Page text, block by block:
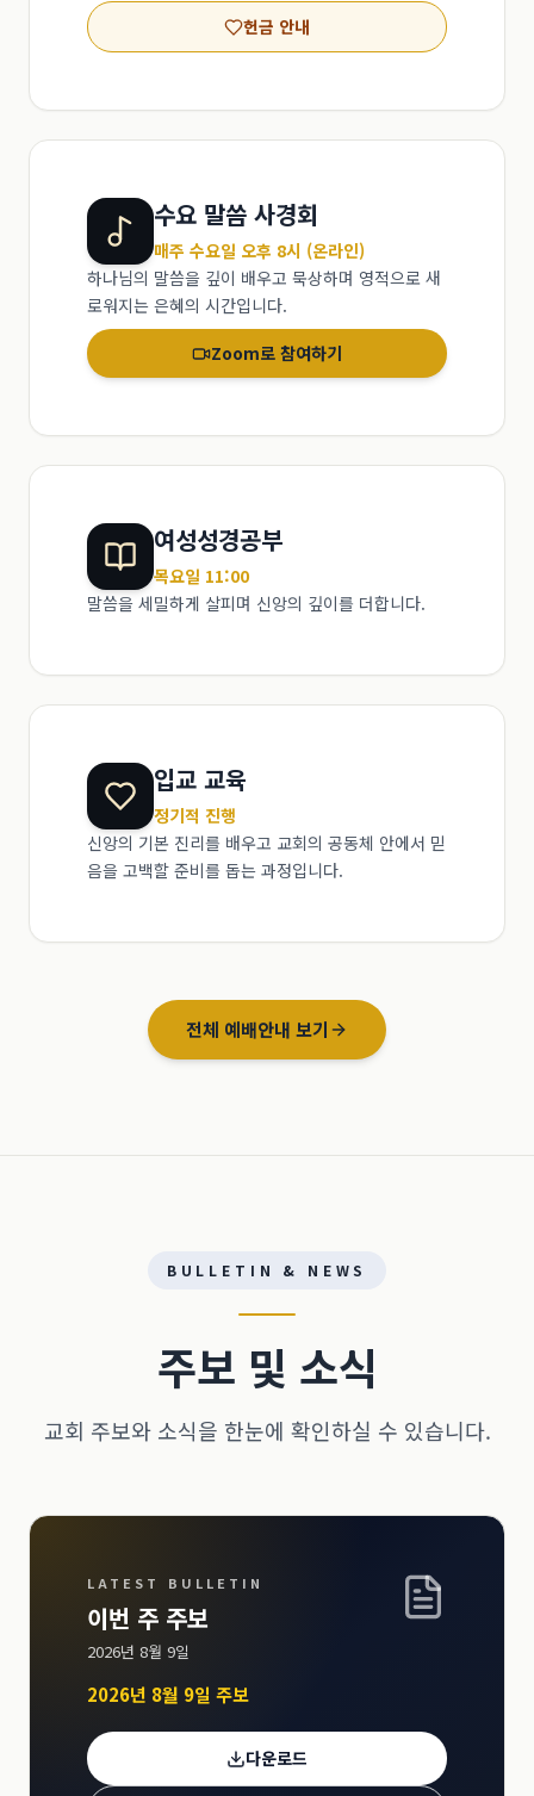
헌금 안내
수요 말씀 사경회
매주 수요일 오후 8시 (온라인)
하나님의 말씀을 깊이 배우고 묵상하며 영적으로 새
로워지는 은혜의 시간입니다.
Zoom로 참여하기
여성성경공부
목요일 11:00
말씀을 세밀하게 살피며 신앙의 깊이를 더합니다.
입교 교육
정기적 진행
신앙의 기본 진리를 배우고 교회의 공동체 안에서 믿
음을 고백할 준비를 돕는 과정입니다.
전체 예배안내 보기
BULLETIN & NEWS
주보 및 소식
교회 주보와 소식을 한눈에 확인하실 수 있습니다.
LATEST BULLETIN
이번 주 주보
2026년 8월 9일
2026년 8월 9일 주보
다운로드